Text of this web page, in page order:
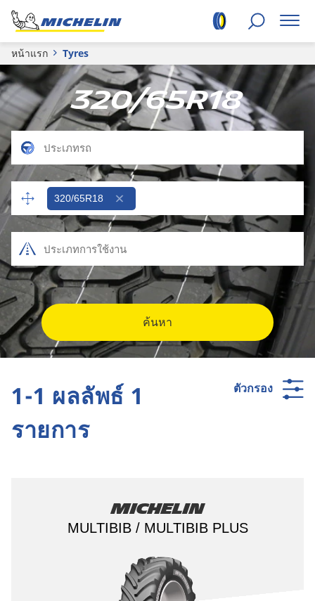
หน้าแรก Tyres
320/65R18
320/65R18
ค้นหา
ตัวกรอง
1-1 ผลลัพธ์ 1
รายการ
Michelin
MULTIBIB / MULTIBIB PLUS